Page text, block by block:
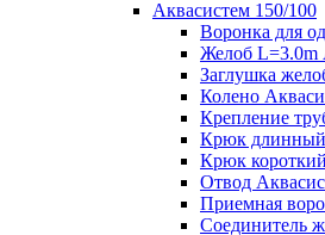
Аквасистем 150/100
Воронка для
Желоб L=3.0m
Заглушка
Колено
Крепление
Крюк длинный
Крюк
Отвод
Приемная
Соединитель